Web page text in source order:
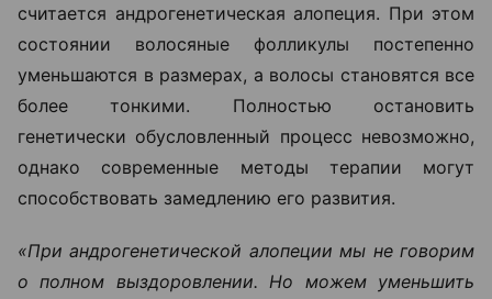
считается андрогенетическая алопеция. При этом
состоянии волосяные фолликулы постепенно
уменьшаются в размерах, а волосы становятся все
более тонкими. Полностью остановить
генетически обусловленный процесс невозможно,
однако современные методы терапии могут
способствовать замедлению его развития.
«При андрогенетической алопеции мы не говорим
о полном выздоровлении. Но можем уменьшить